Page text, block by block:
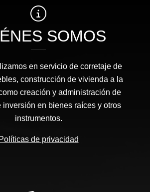
SOMOS
en servicio de corretaje de
construcción de vivienda a la
creación y administración de
inversión en bienes raíces y otros
instrumentos.
Políticas de privacidad